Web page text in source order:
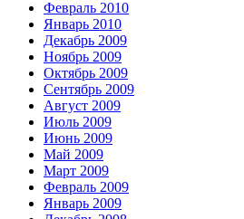
Февраль 2010
Январь 2010
Декабрь 2009
Ноябрь 2009
Октябрь 2009
Сентябрь 2009
Август 2009
Июль 2009
Июнь 2009
Май 2009
Март 2009
Февраль 2009
Январь 2009